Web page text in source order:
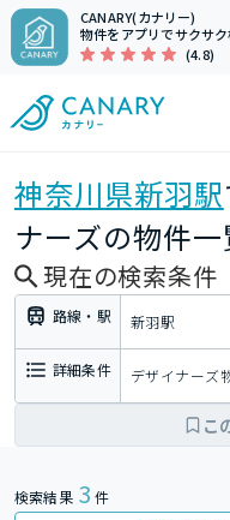
CANARY(カナリー)
物件をアプリでサクサク
(4.8)
神奈川県新羽駅
ナーズの物件一
現在の検索条件
路線・駅 新羽駅
詳細条件 デザイナーズ
こ
検索結果 3 件